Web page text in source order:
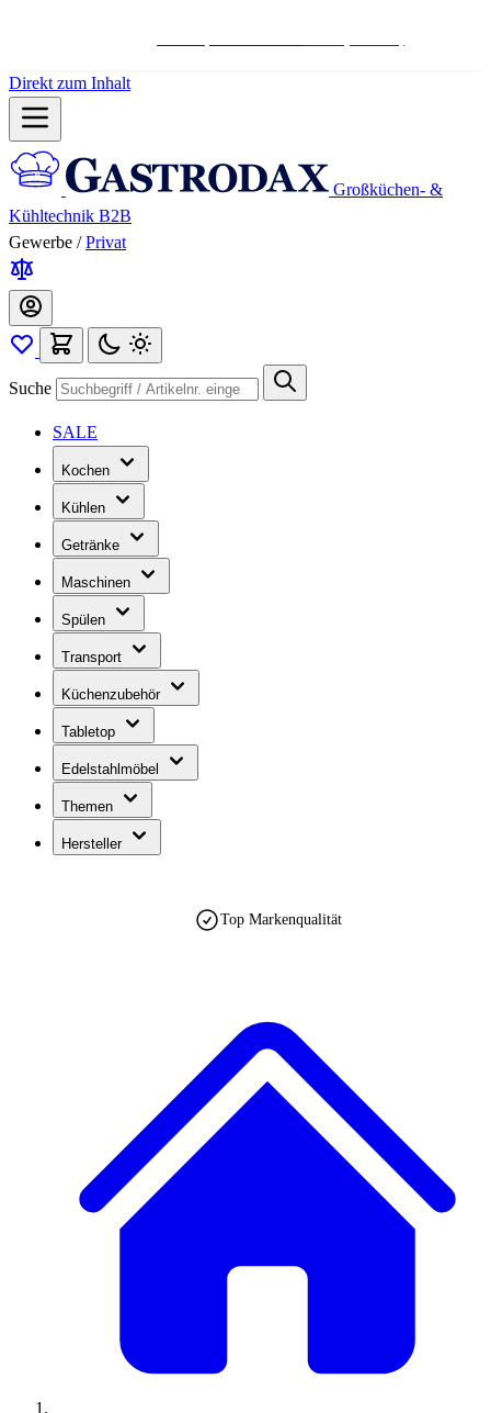
Direkt zum Inhalt
Großküchen- &
Kühltechnik B2B
Gewerbe / Privat
Suche
SALE
Kochen
Kühlen
Getränke
Maschinen
Spülen
Transport
Küchenzubehör
Tabletop
Edelstahlmöbel
Themen
Hersteller
Top Markenqualität